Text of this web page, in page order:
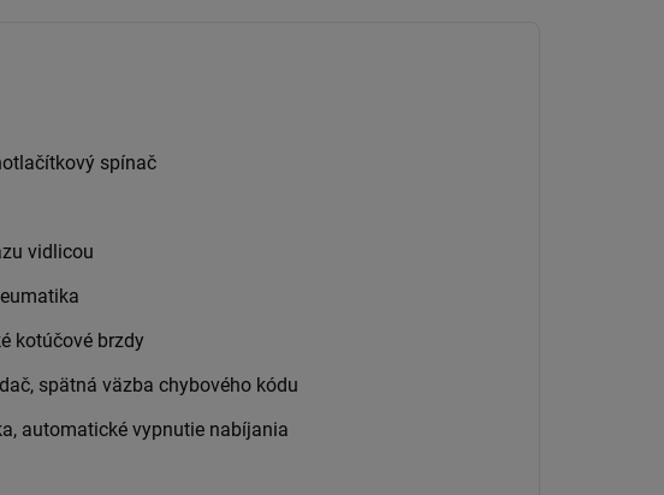
spínač
vidlicou
kotúčové brzdy
spätná väzba chybového kódu
automatické vypnutie nabíjania